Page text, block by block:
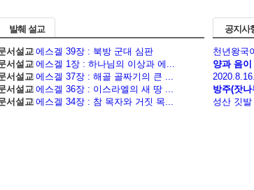
발췌 설교
서설교 에스겔 39장 : 북방 군대 심판
서설교 에스겔 1장 : 하나님의 이상과 에...
서설교 에스겔 37장 : 해골 골짜기의 큰 ...
서설교 에스겔 36장 : 이스라엘의 새 땅 ...
서설교 에스겔 34장 : 참 목자와 거짓 목...
공지사
천년왕국
양과 음
방주(잣
성산 깃발